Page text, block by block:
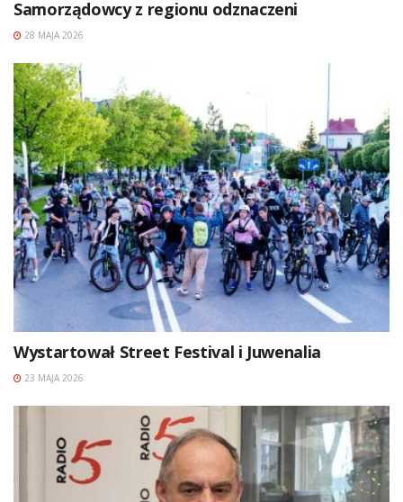
Samorządowcy z regionu odznaczeni
28 MAJA 2026
Wystartował Street Festival i Juwenalia
23 MAJA 2026